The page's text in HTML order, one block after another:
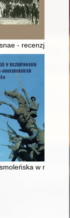
- recenzja]
w